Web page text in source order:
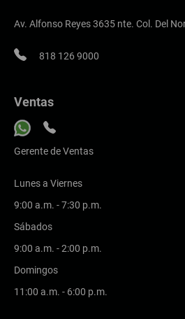
Av. Alfonso Reyes 3635 nte. Col. Del
818 126 9000
Ventas
Gerente de Ventas
Lunes a Viernes
9:00 a.m. - 7:30 p.m.
Sábados
9:00 a.m. - 2:00 p.m.
Domingos
11:00 a.m. - 6:00 p.m.